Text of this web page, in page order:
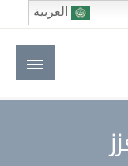
العربي
العربية